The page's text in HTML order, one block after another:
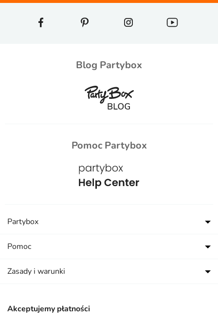
Blog Partybox
Pomoc Partybox
Akceptujemy płatności
Partybox
Pomoc
Zasady i warunki